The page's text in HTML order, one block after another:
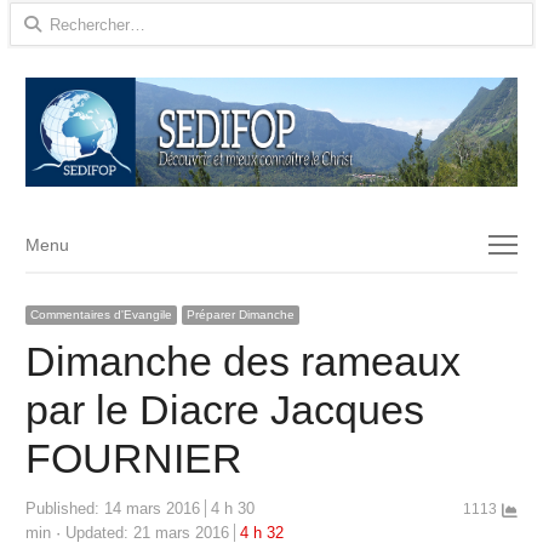
Rechercher :
Menu
Menu
Commentaires d'Evangile Préparer Dimanche
Dimanche des rameaux
par le Diacre Jacques
FOURNIER
Published: 14 mars 2016
4 h 30
min
Updated: 21 mars 2016
4 h 32
1113